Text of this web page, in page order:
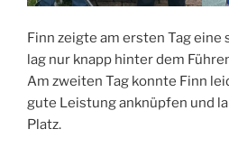
Finn zeigte am ersten Tag
lag nur knapp hinter dem
Am zweiten Tag konnte Finn
gute Leistung anknüpfen und
Platz.